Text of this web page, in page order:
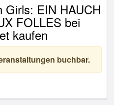
Girls: EIN HAUCH
FOLLES bei
kaufen
buchbar.